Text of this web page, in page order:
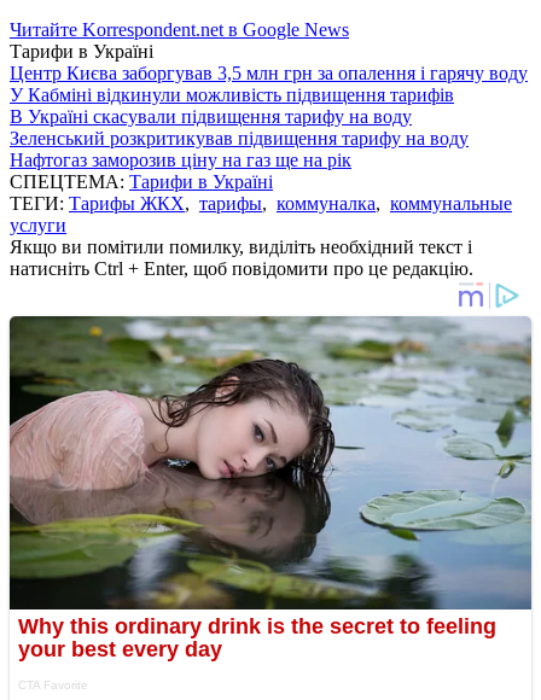
Читайте Korrespondent.net в Google News
Тарифи в Україні
Центр Києва заборгував 3,5 млн грн за опалення і гарячу воду
У Кабміні відкинули можливість підвищення тарифів
В Україні скасували підвищення тарифу на воду
Зеленський розкритикував підвищення тарифу на воду
Нафтогаз заморозив ціну на газ ще на рік
СПЕЦТЕМА: Тарифи в Україні
ТЕГИ: Тарифы ЖКХ, тарифы, коммуналка, коммунальные
услуги
Якщо ви помітили помилку, виділіть необхідний текст і
натисніть Ctrl + Enter, щоб повідомити про це редакцію.